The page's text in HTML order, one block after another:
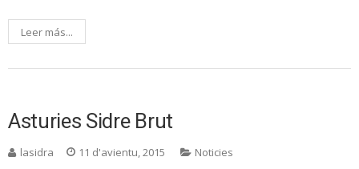
Leer más...
Asturies Sidre Brut
lasidra 11 d'avientu, 2015 Noticies